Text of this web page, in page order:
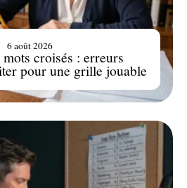
croisés : erreurs
pour une grille jouable
6 août 2026